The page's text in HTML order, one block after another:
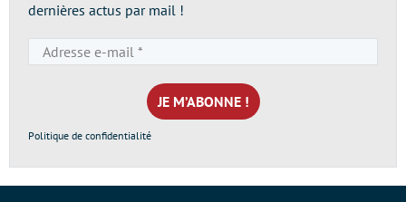
dernières actus par mail !
e-
mail
*
Politique de confidentialité